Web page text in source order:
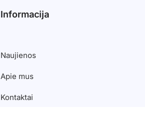
Informacija
Naujienos
Apie mus
Kontaktai